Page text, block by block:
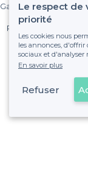
Gagnez de
Pas de
fixe
Le respect de
priorité
Les cookies nous
les annonces, d'offrir
sociaux et d'analyser
En savoir plus
Refuser